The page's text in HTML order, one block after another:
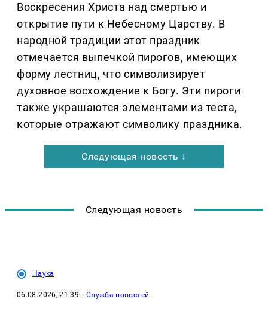
Воскресения Христа над смертью и
открытие пути к Небесному Царству. В
народной традиции этот праздник
отмечается выпечкой пирогов, имеющих
форму лестниц, что символизирует
духовное восхождение к Богу. Эти пироги
также украшаются элементами из теста,
которые отражают символику праздника.
Следующая новость ↓
Следующая новость
Наука
06.08.2026, 21:39 · Служба новостей